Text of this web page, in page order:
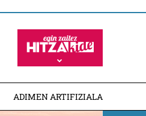
ADIMEN ARTIFIZIALA